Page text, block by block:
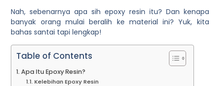
Nah, sebenarnya apa sih epoxy resin itu? Dan kenapa
banyak orang mulai beralih ke material ini? Yuk, kita
bahas santai tapi lengkap!
Table of Contents
Apa Itu Epoxy Resin?
Kelebihan Epoxy Resin